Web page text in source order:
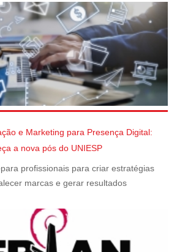
e Marketing para Presença Digital:
a nova pós do UNIESP
profissionais para criar estratégias
marcas e gerar resultados